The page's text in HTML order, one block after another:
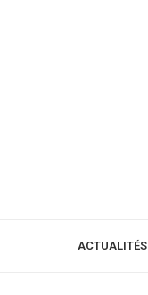
ACTUALITÉS